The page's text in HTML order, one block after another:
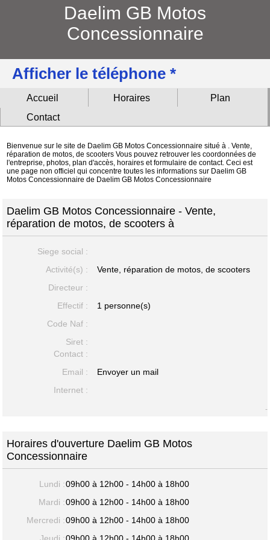
Daelim GB Motos
Concessionnaire
Afficher le téléphone *
Accueil Horaires
Plan
Contact
Bienvenue sur le site de Daelim GB Motos Concessionnaire situé à . Vente,
réparation de motos, de scooters Vous pouvez retrouver les coordonnées de
l'entreprise, photos, plan d'accès, horaires et formulaire de contact. Ceci est
une page non officiel qui concentre toutes les informations sur Daelim GB
Motos Concessionnaire de Daelim GB Motos Concessionnaire
Daelim GB Motos Concessionnaire - Vente,
réparation de motos, de scooters à
Siege social :
Activité(s) :
Vente, réparation de motos, de scooters
Directeur :
Effectif :
1 personne(s)
Code Naf :
Siret :
Contact :
Email :
Envoyer un mail
Internet :
-
Horaires d'ouverture Daelim GB Motos
Concessionnaire
Lundi :09h00 à 12h00 - 14h00 à 18h00
Mardi :09h00 à 12h00 - 14h00 à 18h00
Mercredi :09h00 à 12h00 - 14h00 à 18h00
Jeudi :09h00 à 12h00 - 14h00 à 18h00